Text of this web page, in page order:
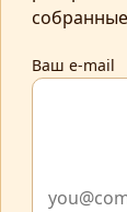
Ваш e-mail